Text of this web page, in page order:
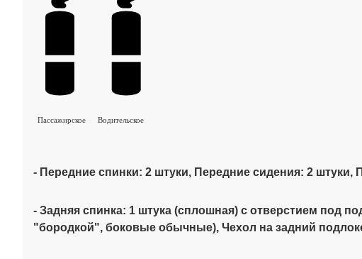
Пассажирское Водительское
- Передние спинки: 2 штуки, Передние сидения: 2 штуки,
- Задняя спинка: 1 штука (сплошная) с отверстием под
"бородкой", боковые обычные), Чехол на задний